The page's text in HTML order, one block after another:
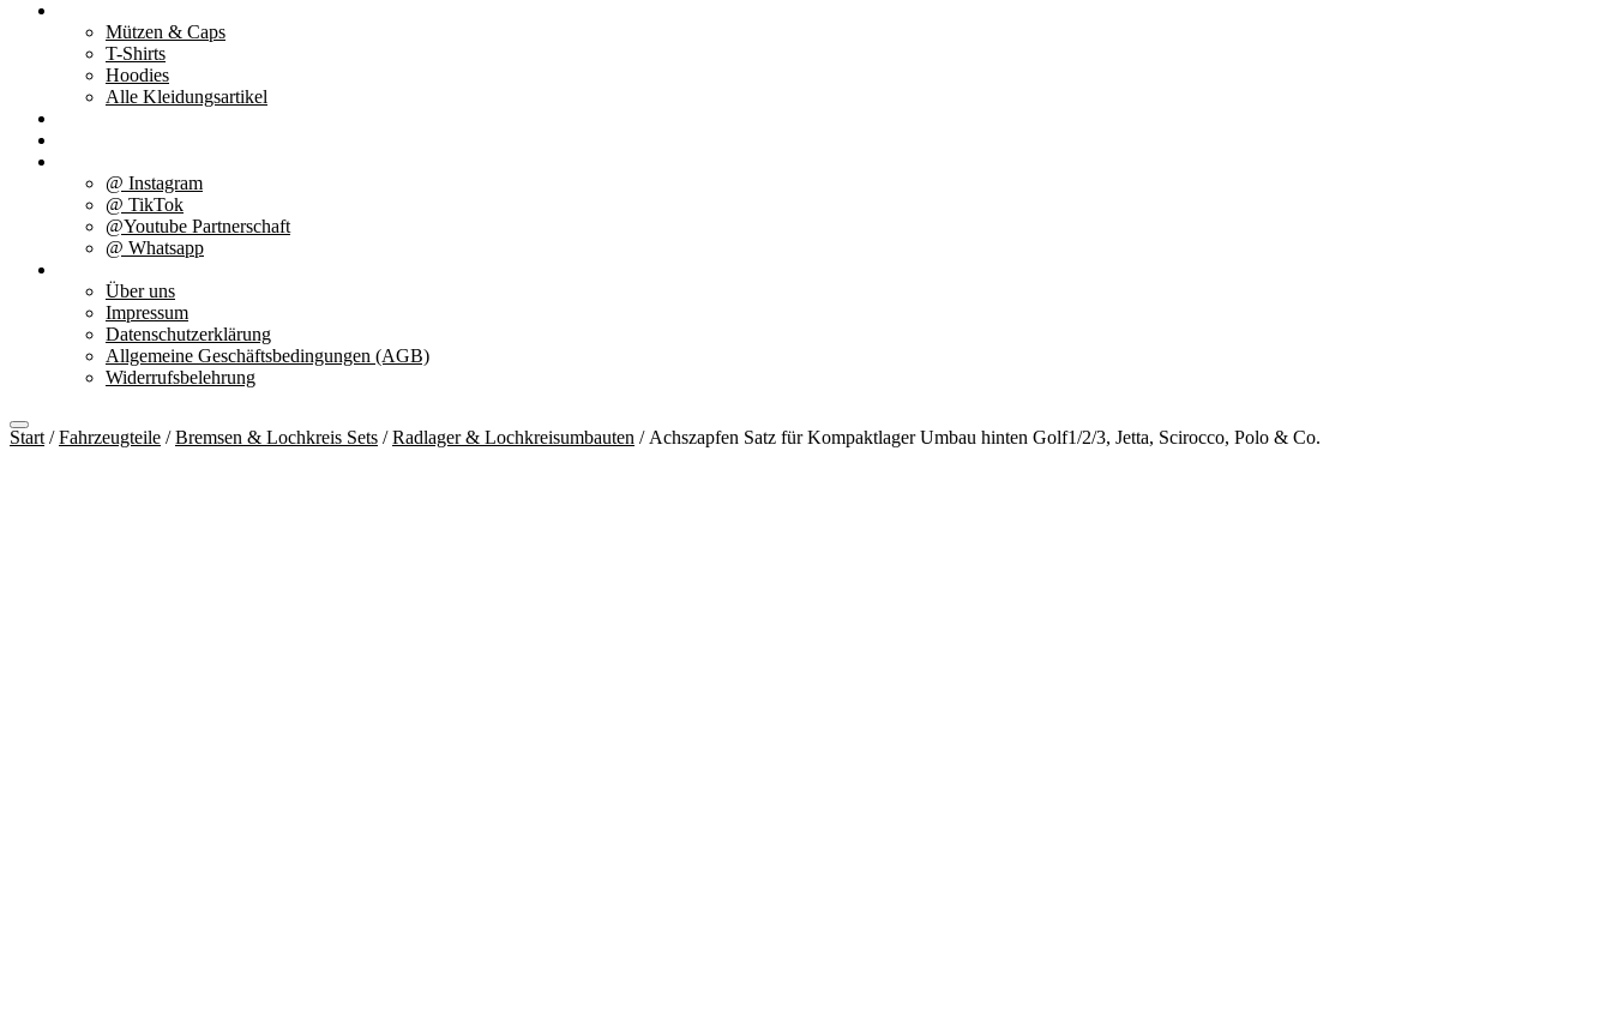
Mützen & Caps
T-Shirts
Hoodies
Alle Kleidungsartikel
@ Instagram
@ TikTok
@Youtube Partnerschaft
@ Whatsapp
Über uns
Impressum
Datenschutzerklärung
Allgemeine Geschäftsbedingungen (AGB)
Widerrufsbelehrung
Start /Fahrzeugteile /Bremsen & Lochkreis Sets /Radlager & Lochkreisumbauten / Achszapfen Satz für Kompaktlager Umbau hinten Golf1/2/3, Jetta, Scirocco, Polo & Co.